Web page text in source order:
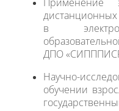
дистанционных
в
ДПО
Научно-
обучении